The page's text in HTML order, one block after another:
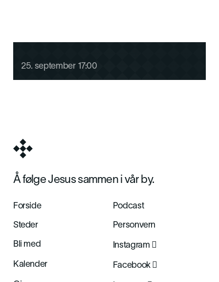
25. september 17:00
Å følge Jesus sammen i vår by.
Forside
Steder
Bli med
Kalender
Podcast
Personvern
Instagram 
Facebook 